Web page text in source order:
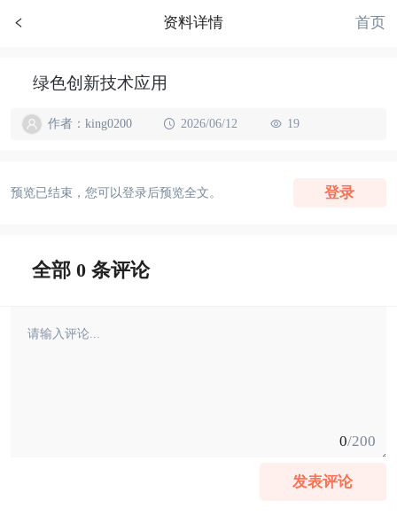
资料详情 首页
绿色创新技术应用
作者：king0200 2026/06/12 19
预览已结束，您可以登录后预览全文。 登录
全部 0 条评论
0/200
发表评论